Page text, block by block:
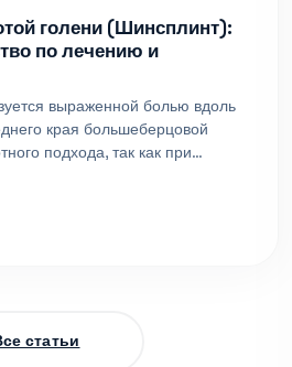
голени (Шинсплинт):
по лечению и
выраженной болью вдоль
края большеберцовой
подхода, так как при
статьи